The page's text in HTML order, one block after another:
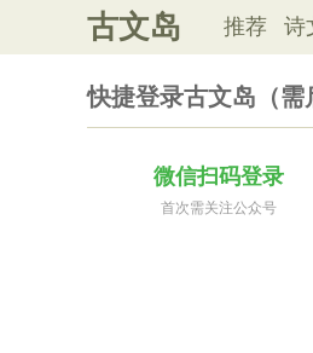
古文岛 推荐 诗
快捷登录古文岛（需
微信扫码登录
首次需关注公众号